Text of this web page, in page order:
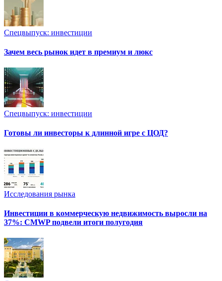
Спецвыпуск: инвестиции
Зачем весь рынок идет в премиум и люкс
Спецвыпуск: инвестиции
Готовы ли инвесторы к длинной игре с ЦОД?
Исследования рынка
Инвестиции в коммерческую недвижимость выросли на
37%: CMWP подвели итоги полугодия